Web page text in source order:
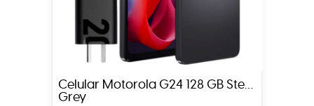
Celular Motorola G24 128 GB Steel
Grey